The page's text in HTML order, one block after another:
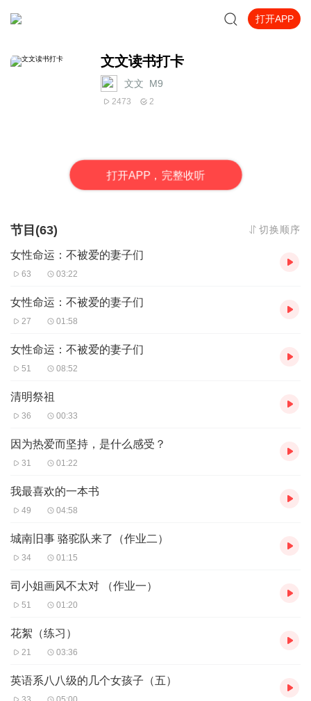
打开APP
文文读书打卡
文文_M9
2473 2
打开APP，完整收听
节目(63) 切换顺序
女性命运：不被爱的妻子们
63 03:22
女性命运：不被爱的妻子们
27 01:58
女性命运：不被爱的妻子们
51 08:52
清明祭祖
36 00:33
因为热爱而坚持，是什么感受？
31 01:22
我最喜欢的一本书
49 04:58
城南旧事 骆驼队来了（作业二）
34 01:15
司小姐画风不太对 （作业一）
51 01:20
花絮（练习）
21 03:36
英语系八八级的几个女孩子（五）